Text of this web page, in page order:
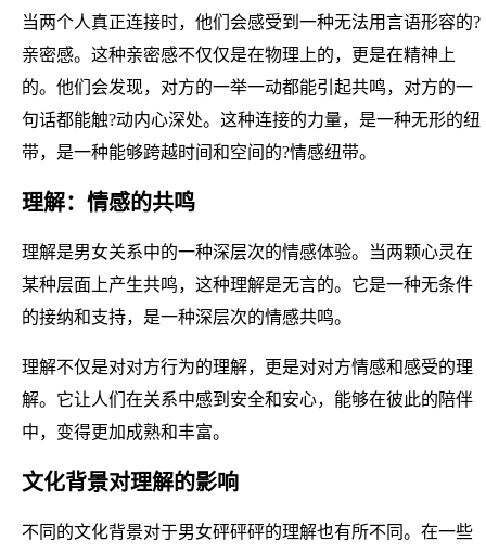
当两个人真正连接时，他们会感受到一种无法用言语形容的?
亲密感。这种亲密感不仅仅是在物理上的，更是在精神上
的。他们会发现，对方的一举一动都能引起共鸣，对方的一
句话都能触?动内心深处。这种连接的力量，是一种无形的纽
带，是一种能够跨越时间和空间的?情感纽带。
理解：情感的共鸣
理解是男女关系中的一种深层次的情感体验。当两颗心灵在
某种层面上产生共鸣，这种理解是无言的。它是一种无条件
的接纳和支持，是一种深层次的情感共鸣。
理解不仅是对对方行为的理解，更是对对方情感和感受的理
解。它让人们在关系中感到安全和安心，能够在彼此的陪伴
中，变得更加成熟和丰富。
文化背景对理解的影响
不同的文化背景对于男女砰砰砰的理解也有所不同。在一些